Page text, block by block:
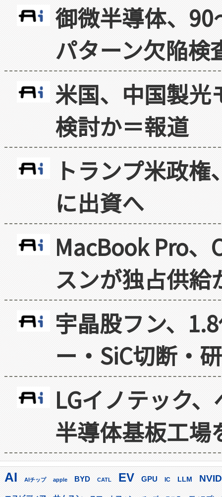
御微半導体、
パターン欠陥検
米国、中国製光
検討か＝報道
トランプ米政
に出資へ
MacBook Pro
スンが独占供給
宇晶股フン、
ー・SiC切断・
LGイノテック
半導体基板工場
AI AIチップ apple BYD CATL EV GPU IC LLM